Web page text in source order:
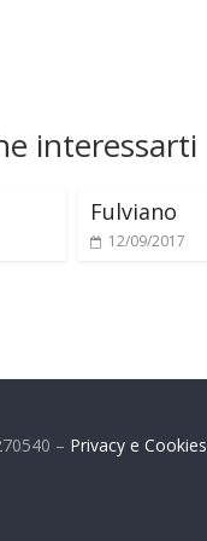
interessarti
Fulviano
12/09/2017
– Privacy e Cookies